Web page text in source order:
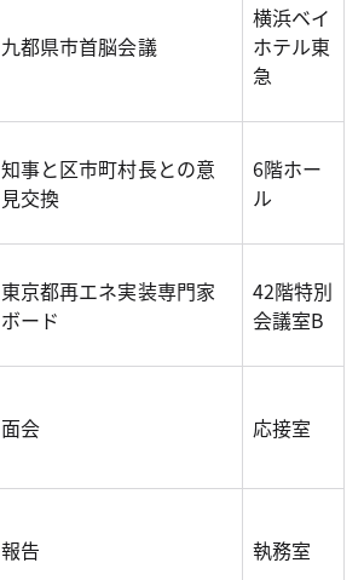
九都県市首脳会議
横浜ベイ
ホテル東
急
知事と区市町村長との意
見交換
6階ホー
ル
東京都再エネ実装専門家
ボード
42階特別
会議室B
面会 応接室
報告 執務室